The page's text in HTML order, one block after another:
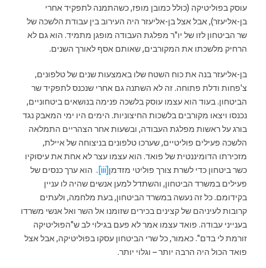
עוסק בפוליטיקה (כולל כמובן מופז, כשהתמנה לתפקיד אחרי
בן-אליעזר), אבל אצל בן-אליעזר היה העירוב בין עבודת הלשכה של
שר הביטחון לזו של יו"ר מפלגת העבודה מופגן מתמיד. הוא גם לא
הרחיק מלשכתו את המקורבים, שאותם אסף לאורך השנים.
בן-אליעזר בנה את כוח השטח שלו באמצעות שנים של טלפונים,
צ'פחות ודלת פתוחה. זה לא השתנה גם אחרי שנכנס לתפקיד שר
הביטחון. בעוד הוא עצמו עוסק בלשכה פנימה בנושאים ביטחוניים,
נכנסו ויצאו מקורבים בלשכות החיצוניות. הימים היו ימי המאבק נגד
בורג על ראשות מפלגת העבודה, ובשעות אחר הצהריים התמלאה
הלשכה פעילים פוליטיים, שערכו טלפונים בניצוחה של איילת,
מזכירתו הדומיננטית של פואד. הוא עצמו עצר לא אחת את עיסוקיו
כשר ביטחון כדי לשרת צורך פוליטי מזדמן[iii]
. הוא ערך כנסים של
פעילים במשרד הביטחון, והשתדל למען אנשים שהיה לו עניין
בקידומם. כל זה נעשה במשרד הביטחון, בעת מלחמה, ולעתים
קרובות לעיניהם של קצינים בכירים שזומנו אל השר ואל אנשי משרדו
בענייני עבודה. פואד עצמו אמר לא פעם בגילוי לב ש"הפוליטיקה
זורמת לי בדם". כאמור, כל שרי הביטחון עסקו בפוליטיקה, אבל אצל
פואד הכול היה הרבה יותר – וגלוי יותר.